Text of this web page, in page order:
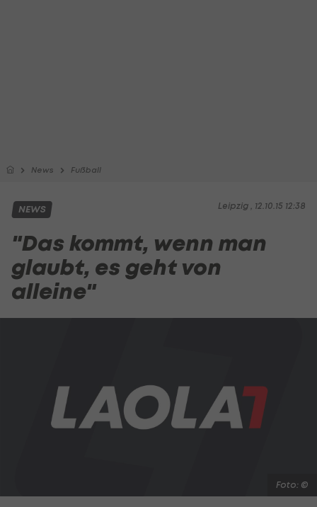
News Fußball
Leipzig , 12.10.15 12:38
NEWS
"Das kommt, wenn man
glaubt, es geht von
alleine"
Foto: ©